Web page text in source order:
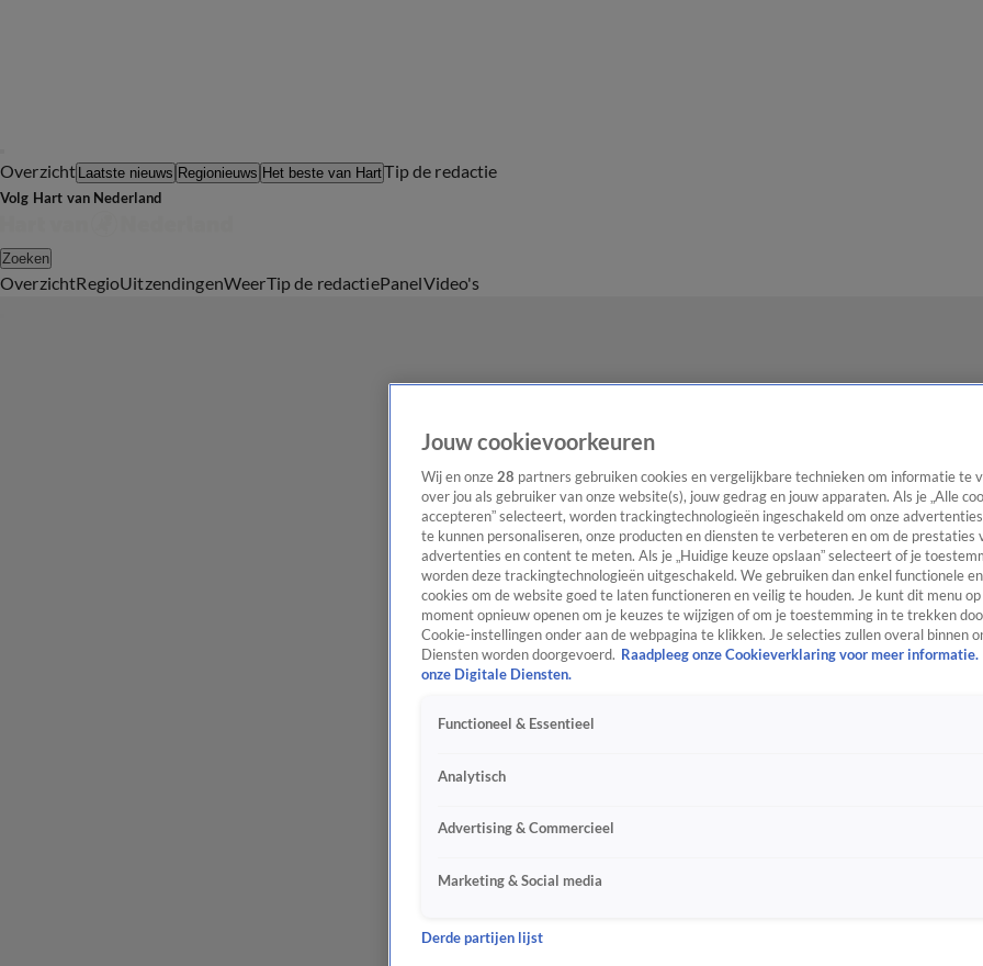
Overzicht Laatste nieuws Regionieuws Het beste van HartTip de redactie
Volg Hart van Nederland
Zoeken
OverzichtRegioUitzendingenWeerTip de redactiePanelVideo's
Jouw cookievoorkeuren
Wij en onze 28 partners gebruiken cookies en vergelijkbare technieken om informatie te
over jou als gebruiker van onze website(s), jouw gedrag en jouw apparaten. Als je „Alle
accepteren” selecteert, worden trackingtechnologieën ingeschakeld om onze
te kunnen personaliseren, onze producten en diensten te verbeteren en om de prestaties
advertenties en content te meten. Als je „Huidige keuze opslaan” selecteert of je
worden deze trackingtechnologieën uitgeschakeld. We gebruiken dan enkel functionele
cookies om de website goed te laten functioneren en veilig te houden. Je kunt dit menu
moment opnieuw openen om je keuzes te wijzigen of om je toestemming in te trekken
Cookie-instellingen onder aan de webpagina te klikken. Je selecties zullen overal binnen
Diensten worden doorgevoerd. Raadpleeg onze Cookieverklaring voor meer informatie.
onze Digitale Diensten.
Functioneel & Essentieel
Analytisch
Advertising & Commercieel
Marketing & Social media
Derde partijen lijst